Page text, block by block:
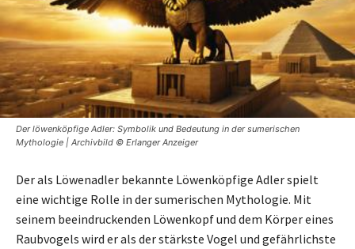
Der löwenköpfige Adler: Symbolik und Bedeutung in der sumerischen
Mythologie | Archivbild © Erlanger Anzeiger
Der als Löwenadler bekannte Löwenköpfige Adler spielt
eine wichtige Rolle in der sumerischen Mythologie. Mit
seinem beeindruckenden Löwenkopf und dem Körper eines
Raubvogels wird er als der stärkste Vogel und gefährlichste